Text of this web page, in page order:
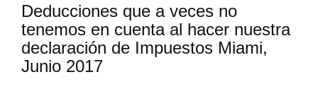
Deducciones que a veces no
tenemos en cuenta al hacer nuestra
declaración de Impuestos Miami,
Junio 2017